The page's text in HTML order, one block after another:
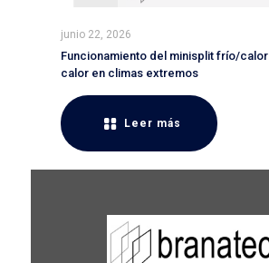
junio 22, 2026
Funcionamiento del minisplit frío/
calor en climas extremos
Leer más